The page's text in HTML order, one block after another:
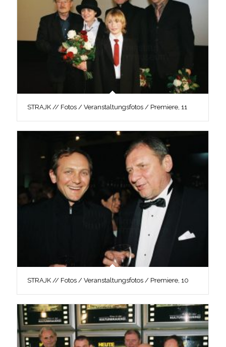
STRAJK // Fotos / Veranstaltungsfotos / Premiere, 11
STRAJK // Fotos / Veranstaltungsfotos / Premiere, 10